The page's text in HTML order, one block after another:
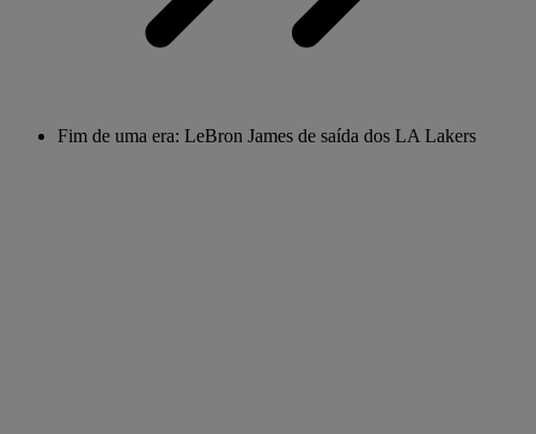
Fim de uma era: LeBron James de saída dos LA Lakers